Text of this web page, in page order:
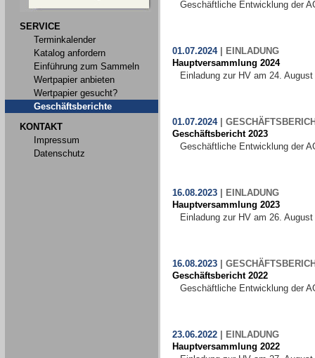
SERVICE
Terminkalender
Katalog anfordern
Einführung zum Sammeln
Wertpapier anbieten
Wertpapier gesucht?
Geschäftsberichte
KONTAKT
Impressum
Datenschutz
Geschäftliche Entwicklung der
01.07.2024|
EINLADUNG
Hauptversammlung 2024
Einladung zur HV am 24. August
01.07.2024|
Geschäftsbericht 2023
Geschäftliche Entwicklung der
16.08.2023|
EINLADUNG
Hauptversammlung 2023
Einladung zur HV am 26. August
16.08.2023|
Geschäftsbericht 2022
Geschäftliche Entwicklung der
23.06.2022|
EINLADUNG
Hauptversammlung 2022